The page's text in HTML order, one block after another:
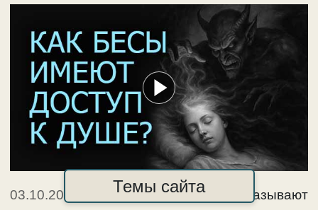
03.10.2025
Как демоны во сне показывают
Темы сайта